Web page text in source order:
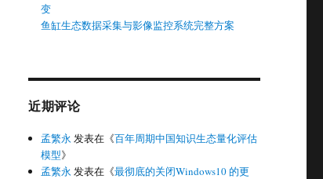
变
鱼缸生态数据采集与影像监控系统完整方案
近期评论
孟繁永 发表在《百年周期中国知识生态量化评估
模型》
孟繁永 发表在《最彻底的关闭Windows10 的更